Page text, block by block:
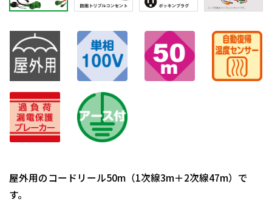
屋外用のコードリール50m（1次線3m＋2次線47m）で
す。